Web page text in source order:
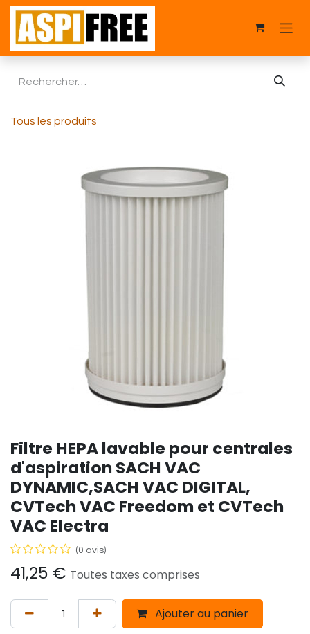
Se rendre au contenu
Tous les produits
Filtre HEPA lavable pour centrales
d'aspiration SACH VAC
DYNAMIC,SACH VAC DIGITAL,
CVTech VAC Freedom et CVTech
VAC Electra
(0 avis)
41,25 € Toutes taxes comprises
Ajouter au panier